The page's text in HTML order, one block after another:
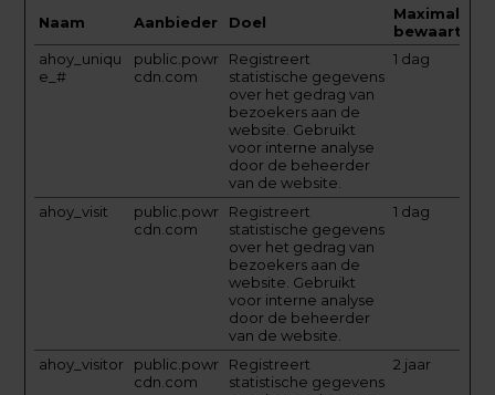
Naam Aanbieder Doel
Maximale
ahoy_uniqu
e_#
public.powr
cdn.com
Registreert
statistische gegevens
over het gedrag van
bezoekers aan de
website. Gebruikt
voor interne analyse
door de beheerder
van de website.
1 dag
ahoy_visit
public.powr
cdn.com
Registreert
statistische gegevens
over het gedrag van
bezoekers aan de
website. Gebruikt
voor interne analyse
door de beheerder
van de website.
1 dag
ahoy_visitor
public.powr
cdn.com
Registreert
statistische gegevens
2 jaar